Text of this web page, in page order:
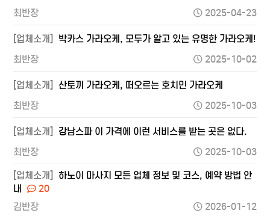
최반장
2025-04-23
[업체소개]
박카스 가라오케, 모두가 알고 있는 유명한 가라오케!
최반장
2025-10-02
[업체소개] 산토끼 가라오케, 떠오르는 호치민 가라오케
최반장
2025-10-03
[업체소개]
강남스파 이 가격에 이런 서비스를 받는 곳은 없다.
최반장
2025-10-03
[업체소개]
하노이 마사지 모든 업체 정보 및 코스, 예약 방법 안
내
20
김반장
2026-01-12